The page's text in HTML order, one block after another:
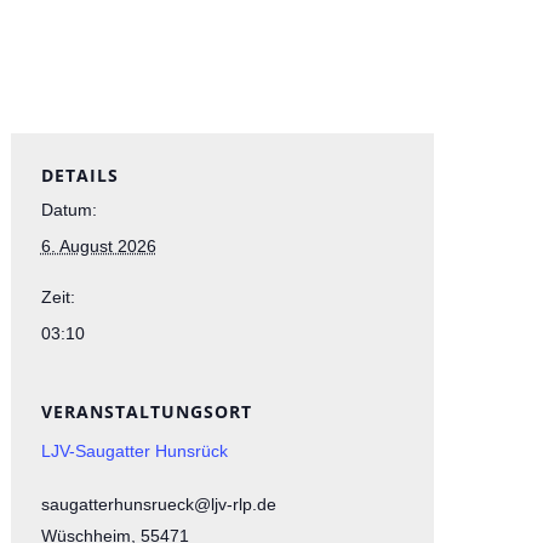
DETAILS
Datum:
6. August 2026
Zeit:
03:10
VERANSTALTUNGSORT
LJV-Saugatter Hunsrück
saugatterhunsrueck@ljv-rlp.de
Wüschheim 55471